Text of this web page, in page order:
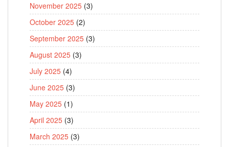
November 2025 (3)
October 2025 (2)
September 2025 (3)
August 2025 (3)
July 2025 (4)
June 2025 (3)
May 2025 (1)
April 2025 (3)
March 2025 (3)